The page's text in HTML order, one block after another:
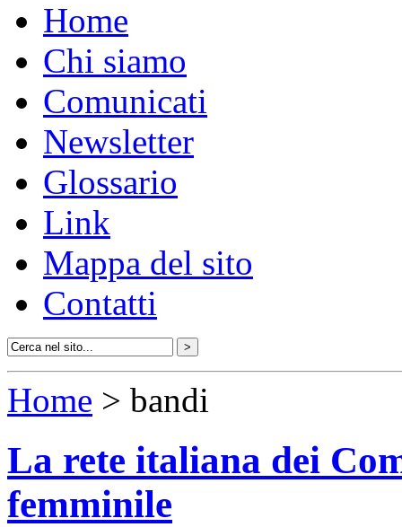
Home
Chi siamo
Comunicati
Newsletter
Glossario
Link
Mappa del sito
Contatti
Home > bandi
La rete italiana dei
femminile